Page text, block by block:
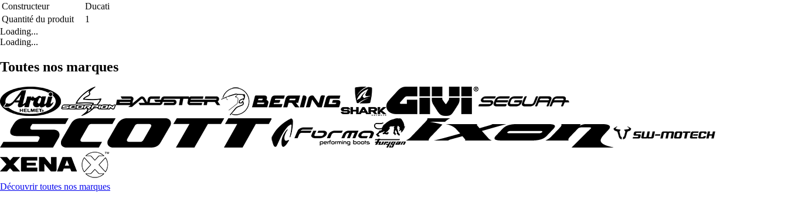
Constructeur
Ducati
Quantité du produit
1
Loading...
Loading...
Toutes nos marques
Découvrir toutes nos marques